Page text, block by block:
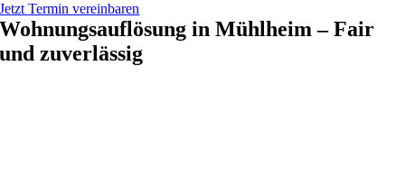
Jetzt Termin vereinbaren
Wohnungsauflösung in Mühlheim – Fair
und zuverlässig